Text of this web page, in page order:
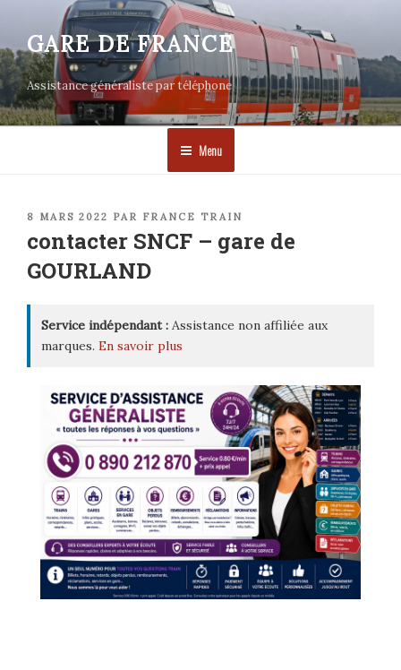
contenu
principal
GARE DE FRANCE
Assistance généraliste par téléphone
Menu
PUBLIÉ
8 MARS 2022 PAR FRANCE TRAIN
contacter SNCF – gare de
GOURLAND
Service indépendant : Assistance non affiliée aux
marques. En savoir plus